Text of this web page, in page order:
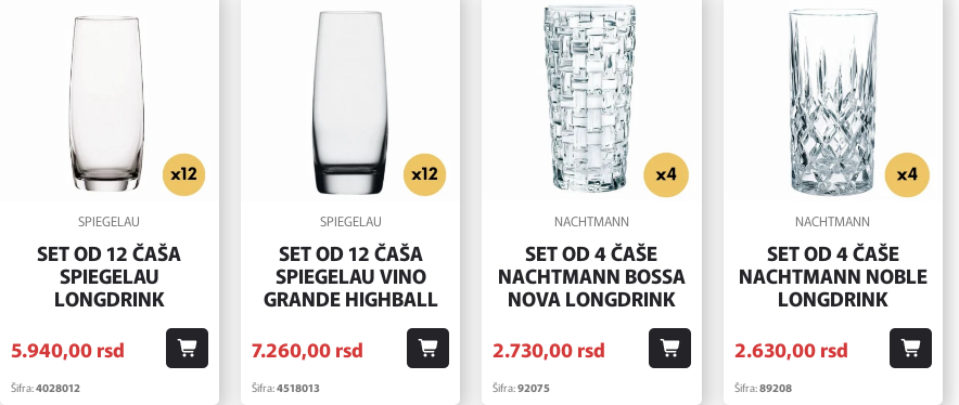
SPIEGELAU
SET OD 12 ČAŠA
SPIEGELAU
LONGDRINK
5.940,00 rsd
Šifra:4028012
SPIEGELAU
SET OD 12 ČAŠA
SPIEGELAU VINO
GRANDE HIGHBALL
7.260,00rsd
Šifra:4518013
NACHTMANN
SET OD 4 ČAŠE
NACHTMANN BOSSA
NOVA LONGDRINK
2.730,00rsd
Šifra:92075
NACHTMANN
SET OD 4 ČAŠE
NACHTMANN NOBLE
LONGDRINK
2.630,00 rsd
Šifra:89208